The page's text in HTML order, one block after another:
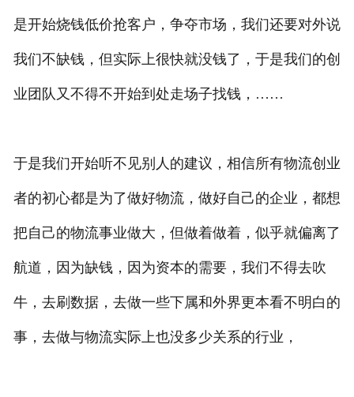
是开始烧钱低价抢客户，争夺市场，我们还要对外说
我们不缺钱，但实际上很快就没钱了，于是我们的创
业团队又不得不开始到处走场子找钱，……
于是我们开始听不见别人的建议，相信所有物流创业
者的初心都是为了做好物流，做好自己的企业，都想
把自己的物流事业做大，但做着做着，似乎就偏离了
航道，因为缺钱，因为资本的需要，我们不得去吹
牛，去刷数据，去做一些下属和外界更本看不明白的
事，去做与物流实际上也没多少关系的行业，